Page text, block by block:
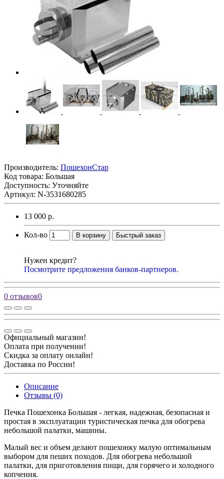
Производитель: ПошехонСтар
Код товара: Большая
Доступность: Уточняйте
Артикул: N-3531680285
13 000 р.
Кол-во В корзину Быстрый заказ
Нужен кредит?
Посмотрите предложения банков-партнеров.
0 отзывов0
Официальный магазин!
Оплата при получении!
Скидка за оплату онлайн!
Доставка по России!
Описание
Отзывы (0)
Печка Пошехонка Большая - легкая, надежная, безопасная и
простая в эксплуатации туристическая печка для обогрева
небольшой палатки, машины.
Малый вес и объем делают пошехонку малую оптимальным
выбором для пеших походов. Для обогрева небольшой
палатки, для приготовления пищи, для горячего и холодного
копчения.